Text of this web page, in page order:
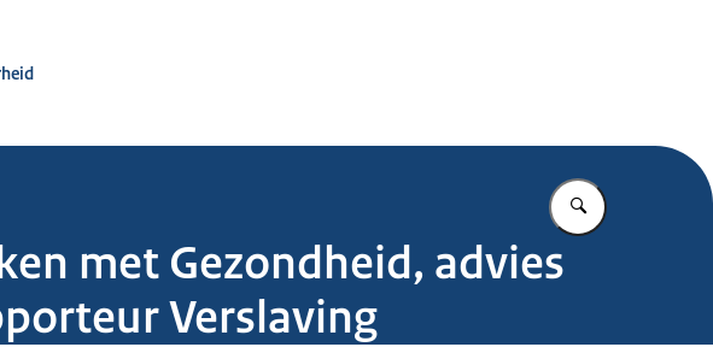
Vul in wat u
met Gezondheid, advies
Verslaving